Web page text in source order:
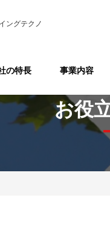
ングテクノ
の特長 事業内容
お役